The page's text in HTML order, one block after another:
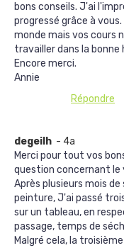
bons conseils. J'ai
progressé grâce à
monde mais vos cours
travailler dans la bonne
Encore merci.
Annie
Répondre
degeilh - 4a
Merci pour tout vos
question concernant le
Après plusieurs mois
peinture, J'ai passé
sur un tableau, en
passage, temps de
Malgré cela, la